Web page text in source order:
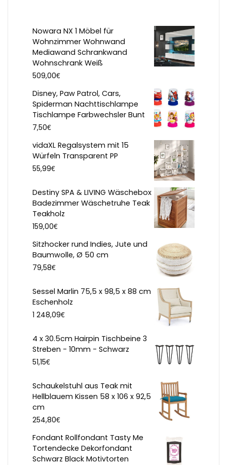
Nowara NX 1 Möbel für
Wohnzimmer Wohnwand
Mediawand Schrankwand
Wohnschrank Weiß
509,00€
Disney, Paw Patrol, Cars,
Spiderman Nachttischlampe
Tischlampe Farbwechsler Bunt
7,50€
vidaXL Regalsystem mit 15
Würfeln Transparent PP
55,99€
Destiny SPA & LIVING Wäschebox
Badezimmer Wäschetruhe Teak
Teakholz
159,00€
Sitzhocker rund Indies, Jute und
Baumwolle, Ø 50 cm
79,58€
Sessel Marlin 75,5 x 98,5 x 88 cm
Eschenholz
1 248,09€
4 x 30.5cm Hairpin Tischbeine 3
Streben - 10mm - Schwarz
51,15€
Schaukelstuhl aus Teak mit
Hellblauem Kissen 58 x 106 x 92,5
cm
254,80€
Fondant Rollfondant Tasty Me
Tortendecke Dekorfondant
Schwarz Black Motivtorten